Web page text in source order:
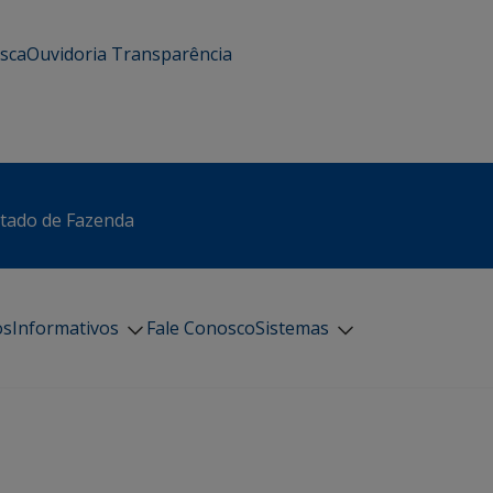
Ouvidoria Transparência
de Fazenda
Informativos Fale ConoscoSistemas